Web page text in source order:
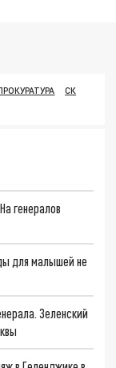
СК
генералов
для малышей не
Зеленский